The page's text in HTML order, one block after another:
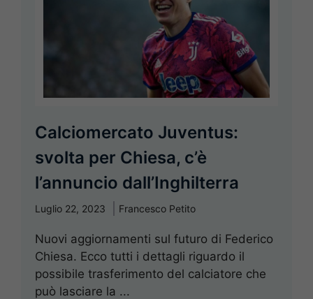
Calciomercato Juventus:
svolta per Chiesa, c’è
l’annuncio dall’Inghilterra
Luglio 22, 2023 Francesco Petito
Nuovi aggiornamenti sul futuro di Federico
Chiesa. Ecco tutti i dettagli riguardo il
possibile trasferimento del calciatore che
può lasciare la ...